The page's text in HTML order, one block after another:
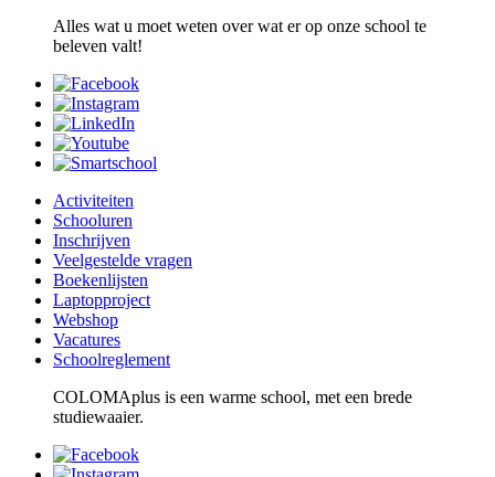
Alles wat u moet weten over wat er op onze school te
beleven valt!
Activiteiten
Schooluren
Inschrijven
Veelgestelde vragen
Boekenlijsten
Laptopproject
Webshop
Vacatures
Schoolreglement
COLOMAplus is een warme school, met een brede
studiewaaier.